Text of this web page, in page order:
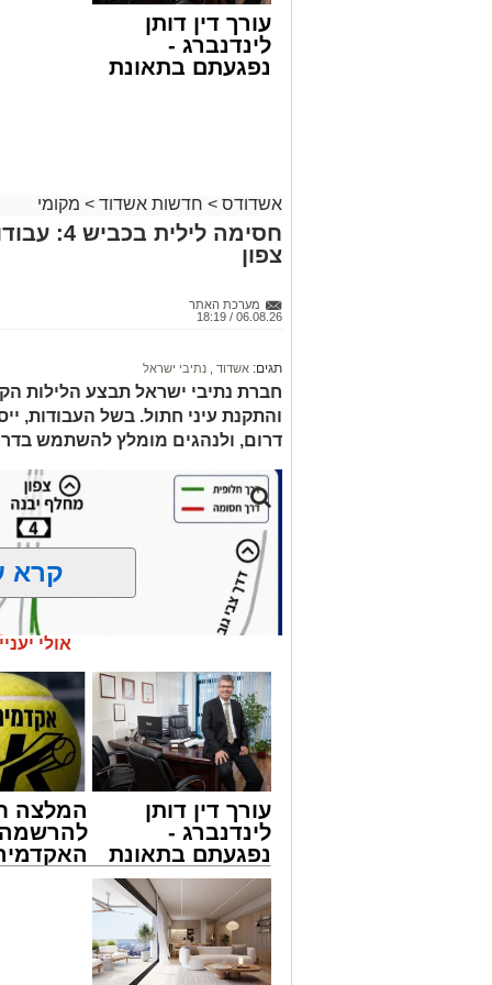
אהבת אמת לתורה.
הארוע, במסגרת ארועי 'מעגלים', יתקיים
מעוניינים להגיב? לדווח ? צרו איתנו קשר
עורך דין דותן
לינדנברג -
נפגעתם בתאונת
אשדודס > חדשות אשדוד > מקומי
חסימה
צפון
מערכת האתר
06.08.26 / 18:19
תגים: אשדוד נתיבי ישראל
חברת נתיבי ישראל תבצע הלילות
דרום, ולנהגים מומלץ להשתמש
נתיבי ישראל
חברת "נתיבי ישראל" הודיעה על ביצוע
קרא
אולי
עורך דין דותן
לינדנברג -
נפגעתם בתאונת
דרכים לחצו
לקבל מה שמגיע
לכם
המלצה